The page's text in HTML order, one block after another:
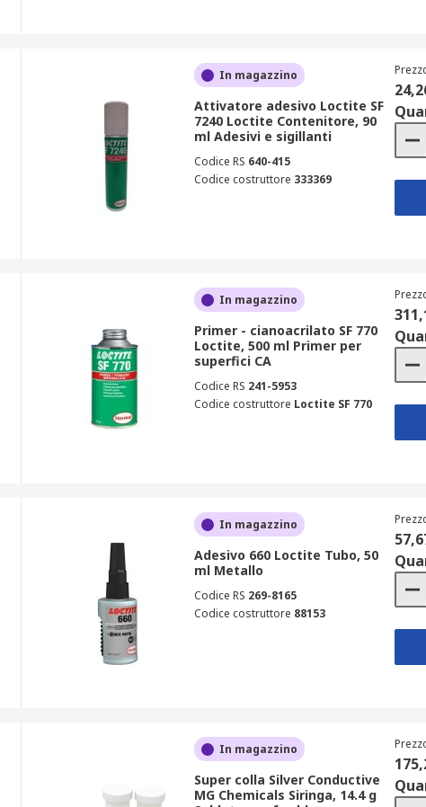
In magazzino
Attivatore adesivo Loctite SF
7240 Loctite Contenitore, 90
ml Adesivi e sigillanti
Codice RS 640-415
Codice costruttore 333369
In magazzino
Primer - cianoacrilato SF 770
Loctite, 500 ml Primer per
superfici CA
Codice RS 241-5953
Codice costruttore Loctite SF 770
In magazzino
Adesivo 660 Loctite Tubo, 50
ml Metallo
Codice RS 269-8165
Codice costruttore 88153
In magazzino
Super colla Silver Conductive
MG Chemicals Siringa, 14.4 g